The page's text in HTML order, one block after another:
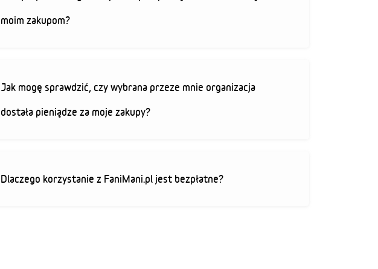
moim zakupom?
Jak mogę sprawdzić, czy wybrana przeze mnie organizacja
dostała pieniądze za moje zakupy?
Dlaczego korzystanie z FaniMani.pl jest bezpłatne?